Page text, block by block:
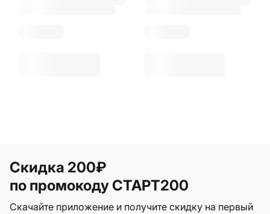
Скидка 200₽
по промокоду СТАРТ200
Скачайте приложение и получите скидку на первый